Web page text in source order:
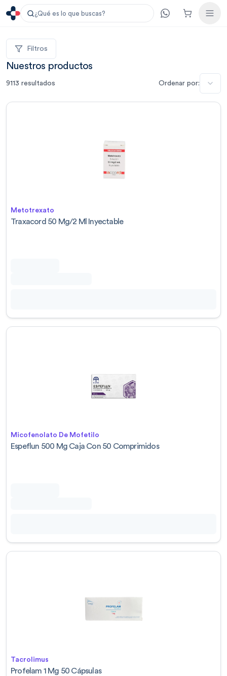
¿Qué es lo que buscas?
Filtros
Nuestros productos
9113 resultados Ordenar por:
Metotrexato
Traxacord 50 Mg/2 Ml Inyectable
Micofenolato De Mofetilo
Espeflun 500 Mg Caja Con 50 Comprimidos
Tacrolimus
Profelam 1 Mg 50 Cápsulas